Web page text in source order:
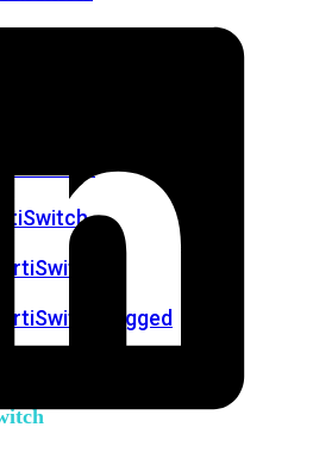
FortiSwitch
FortiSwitchRugged